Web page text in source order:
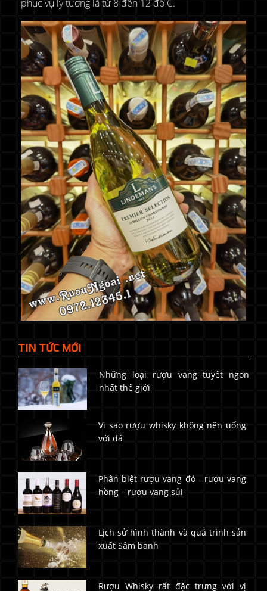
phục vụ lý tưởng là từ 8 đến 12 độ C.
TIN TỨC MỚI
Những loại rượu vang tuyết ngon
nhất thế giới
Vì sao rượu whisky không nên uống
với đá
Phân biệt rượu vang đỏ - rượu vang
hồng – rượu vang sủi
Lịch sử hình thành và quá trình sản
xuất Sâm banh
Rượu Whisky rất đặc trưng với vị